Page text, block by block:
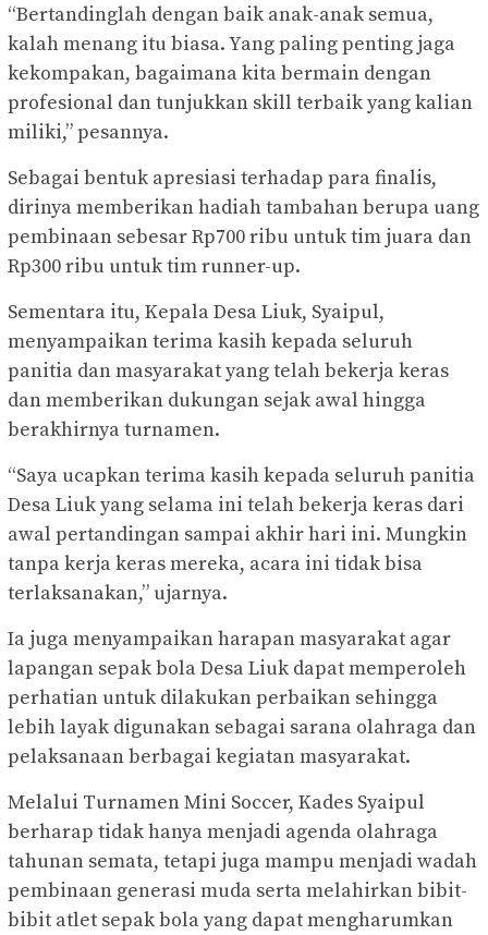
“Bertandinglah dengan baik anak-anak semua,
kalah menang itu biasa. Yang paling penting jaga
kekompakan, bagaimana kita bermain dengan
profesional dan tunjukkan skill terbaik yang kalian
miliki,” pesannya.
Sebagai bentuk apresiasi terhadap para finalis,
dirinya memberikan hadiah tambahan berupa uang
pembinaan sebesar Rp700 ribu untuk tim juara dan
Rp300 ribu untuk tim runner-up.
Sementara itu, Kepala Desa Liuk, Syaipul,
menyampaikan terima kasih kepada seluruh
panitia dan masyarakat yang telah bekerja keras
dan memberikan dukungan sejak awal hingga
berakhirnya turnamen.
“Saya ucapkan terima kasih kepada seluruh panitia
Desa Liuk yang selama ini telah bekerja keras dari
awal pertandingan sampai akhir hari ini. Mungkin
tanpa kerja keras mereka, acara ini tidak bisa
terlaksanakan,” ujarnya.
Ia juga menyampaikan harapan masyarakat agar
lapangan sepak bola Desa Liuk dapat memperoleh
perhatian untuk dilakukan perbaikan sehingga
lebih layak digunakan sebagai sarana olahraga dan
pelaksanaan berbagai kegiatan masyarakat.
Melalui Turnamen Mini Soccer, Kades Syaipul
berharap tidak hanya menjadi agenda olahraga
tahunan semata, tetapi juga mampu menjadi wadah
pembinaan generasi muda serta melahirkan bibit-
bibit atlet sepak bola yang dapat mengharumkan